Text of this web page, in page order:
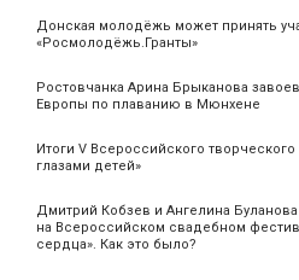
Донская молодёжь может принять
«Росмолодёжь.Гранты»
Ростовчанка Арина Брыканова
Европы по плаванию в Мюнхене
Итоги V Всероссийского
глазами детей»
Дмитрий Кобзев и Ангелина
на Всероссийском свадебном
сердца». Как это было?